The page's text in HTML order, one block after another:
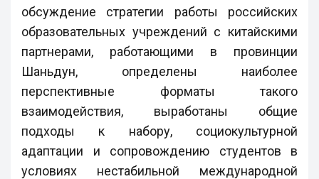
обсуждение стратегии работы российских
образовательных учреждений с китайскими
партнерами, работающими в провинции
Шаньдун, определены наиболее
перспективные форматы такого
взаимодействия, выработаны общие
подходы к набору, социокультурной
адаптации и сопровождению студентов в
условиях нестабильной международной